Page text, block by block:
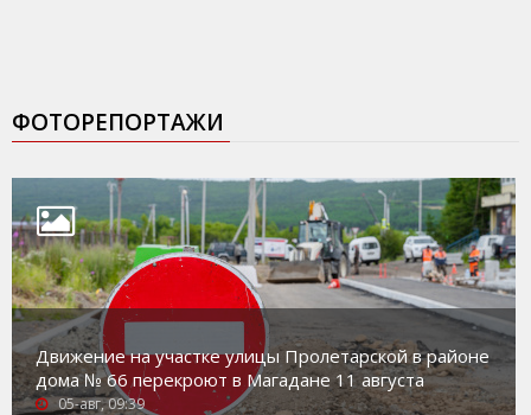
ФОТОРЕПОРТАЖИ
Движение на участке улицы Пролетарской в районе
дома № 66 перекроют в Магадане 11 августа
05-авг, 09:39